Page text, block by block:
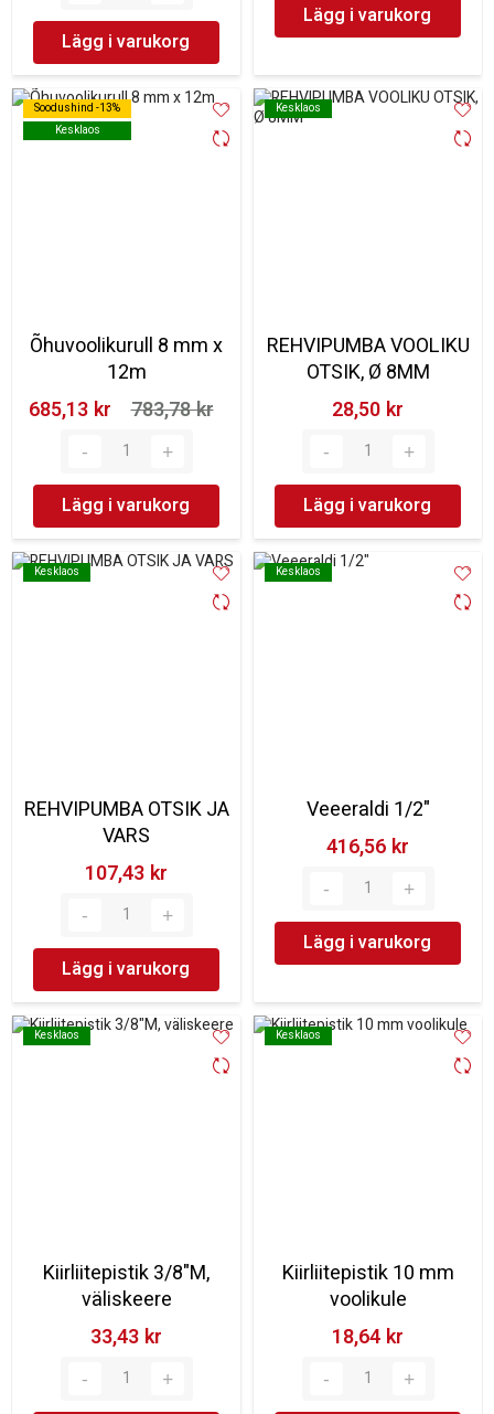
Lägg i varukorg
Lägg i varukorg
Soodushind -13%
Kesklaos
Soodushind -13%
Kesklaos
Õhuvoolikurull 8 mm x
12m
685,13 kr‎
783,78 kr‎
Lägg i varukorg
Kesklaos
Kesklaos
REHVIPUMBA VOOLIKU
OTSIK, Ø 8MM
28,50 kr‎
Lägg i varukorg
Kesklaos
Kesklaos
REHVIPUMBA OTSIK JA
VARS
107,43 kr‎
Lägg i varukorg
Kesklaos
Kesklaos
Veeeraldi 1/2"
416,56 kr‎
Lägg i varukorg
Kesklaos
Kesklaos
Kiirliitepistik 3/8"M,
väliskeere
33,43 kr‎
Kesklaos
Kesklaos
Kiirliitepistik 10 mm
voolikule
18,64 kr‎